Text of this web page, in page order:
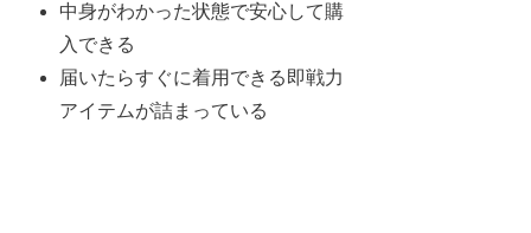
中身がわかった状態で安心して購
入できる
届いたらすぐに着用できる即戦力
アイテムが詰まっている